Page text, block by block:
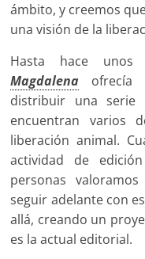
ámbito, y creemos
una visión de la
Hasta hace
Magdalena ofrecía
distribuir una
encuentran varios
liberación animal.
actividad de
personas
seguir adelante con
allá, creando un
es la actual editorial.